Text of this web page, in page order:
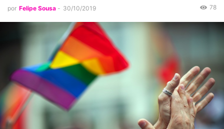
por Felipe Sousa - 30/10/2019 78